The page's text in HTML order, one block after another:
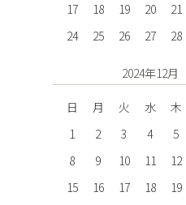
17
18 19 20 21
24
25 26 27 28
2024年12月
日 月 火 水 木
1
2 3 4 5
8
9 10 11 12
15
16 17 18 19